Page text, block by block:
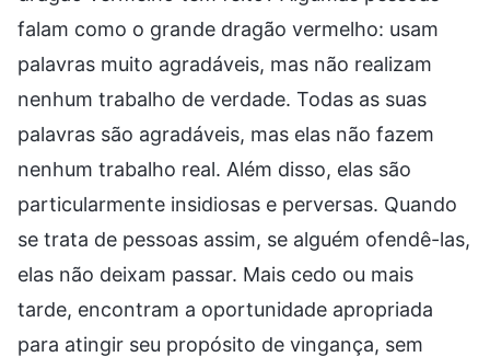
falam como o grande dragão vermelho: usam
palavras muito agradáveis, mas não realizam
nenhum trabalho de verdade. Todas as suas
palavras são agradáveis, mas elas não fazem
nenhum trabalho real. Além disso, elas são
particularmente insidiosas e perversas. Quando
se trata de pessoas assim, se alguém ofendê-las,
elas não deixam passar. Mais cedo ou mais
tarde, encontram a oportunidade apropriada
para atingir seu propósito de vingança, sem